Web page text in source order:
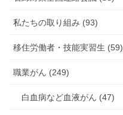
私たちの取り組み (93)
移住労働者・技能実習生 (59)
職業がん (249)
白血病など血液がん (47)